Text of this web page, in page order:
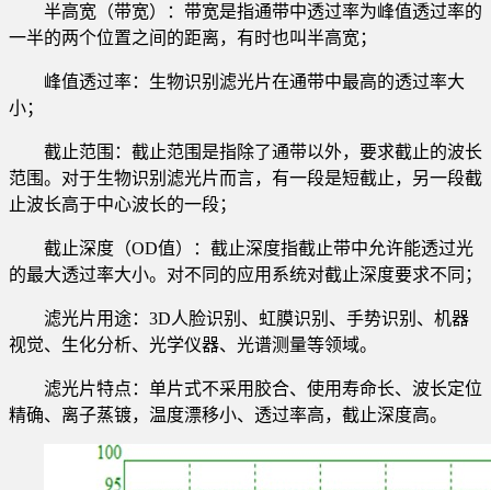
半高宽（带宽）：带宽是指通带中透过率为峰值透过率的
一半的两个位置之间的距离，有时也叫半高宽；
峰值透过率：生物识别滤光片在通带中最高的透过率大
小；
截止范围：截止范围是指除了通带以外，要求截止的波长
范围。对于生物识别滤光片而言，有一段是短截止，另一段截
止波长高于中心波长的一段；
截止深度（OD值）：截止深度指截止带中允许能透过光
的最大透过率大小。对不同的应用系统对截止深度要求不同；
滤光片用途：3D人脸识别、虹膜识别、手势识别、机器
视觉、生化分析、光学仪器、光谱测量等领域。
滤光片特点：单片式不采用胶合、使用寿命长、波长定位
精确、离子蒸镀，温度漂移小、透过率高，截止深度高。